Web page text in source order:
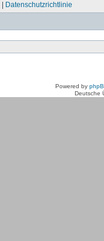
Datenschutzrichtlinie
Powered by
Deutsche